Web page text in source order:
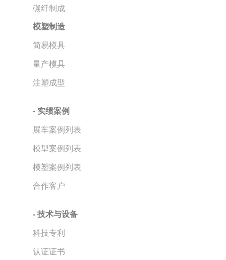
碳纤制成
模塑制造
简易模具
量产模具
注塑成型
- 实绩案例
展车案例列表
模型案例列表
模塑案例列表
合作客户
- 技术与设备
科技专利
认证证书